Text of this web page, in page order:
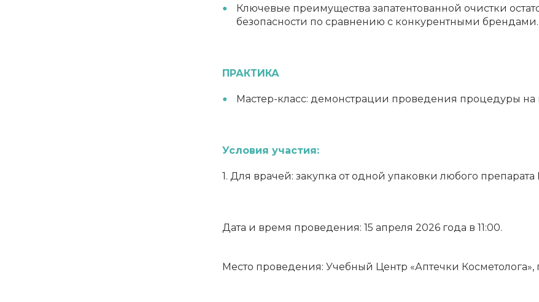
Ключевые преимущества запатентованной очистки
безопасности по сравнению с конкурентными брендами.
ПРАКТИКА
Мастер-класс: демонстрации проведения процедуры на
Условия участия:
1. Для врачей: закупка от одной упаковки любого
Дата и время проведения: 15 апреля 2026 года в 11:00.
Место проведения: Учебный Центр «Аптечки Косметолога»,